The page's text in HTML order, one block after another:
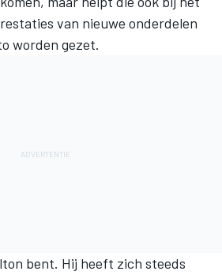
van nieuwe onderdelen
worden gezet.
bent. Hij heeft zich steeds